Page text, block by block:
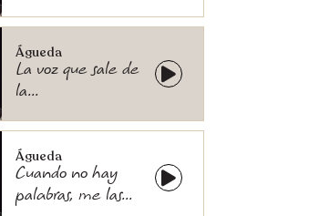
Águeda
La voz que sale de
la...
Águeda
Cuando no hay
palabras, me las...